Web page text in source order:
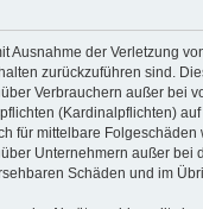
Ausnahme der Verletzung
zurückzuführen sind.
Verbrauchern außer bei
(Kardinalpflichten)
für mittelbare
Unternehmern außer bei
Schäden und im